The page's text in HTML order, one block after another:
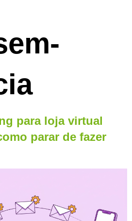
para loja virtual
parar de fazer